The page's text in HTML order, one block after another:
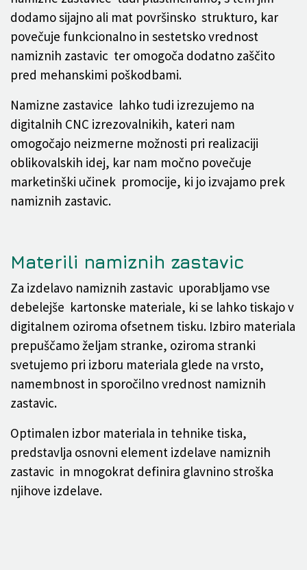
dodamo sijajno ali mat površinsko strukturo, kar
povečuje funkcionalno in sestetsko vrednost
namiznih zastavic ter omogoča dodatno zaščito
pred mehanskimi poškodbami.
Namizne zastavice lahko tudi izrezujemo na
digitalnih CNC izrezovalnikih, kateri nam
omogočajo neizmerne možnosti pri realizaciji
oblikovalskih idej, kar nam močno povečuje
marketinški učinek promocije, ki jo izvajamo prek
namiznih zastavic.
Materili namiznih zastavic
Za izdelavo namiznih zastavic uporabljamo vse
debelejše kartonske materiale, ki se lahko tiskajo v
digitalnem oziroma ofsetnem tisku. Izbiro materiala
prepuščamo željam stranke, oziroma stranki
svetujemo pri izboru materiala glede na vrsto,
namembnost in sporočilno vrednost namiznih
zastavic.
Optimalen izbor materiala in tehnike tiska,
predstavlja osnovni element izdelave namiznih
zastavic in mnogokrat definira glavnino stroška
njihove izdelave.